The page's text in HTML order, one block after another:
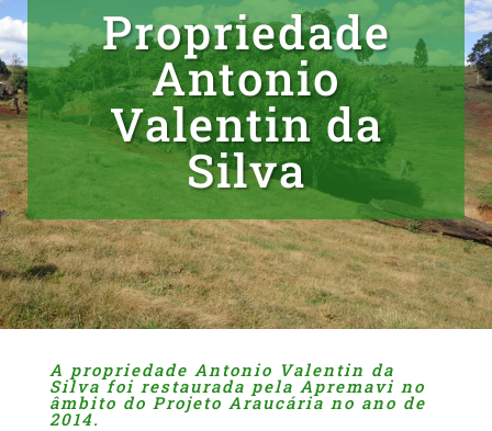
Propriedade
Antonio
Valentin da
Silva
A propriedade Antonio Valentin da
Silva foi restaurada pela Apremavi no
âmbito do Projeto Araucária no ano de
2014.